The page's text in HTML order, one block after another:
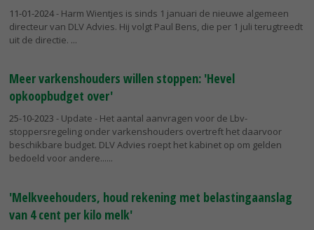
11-01-2024- Harm Wientjes is sinds 1 januari de nieuwe algemeen
directeur van DLV Advies. Hij volgt Paul Bens, die per 1 juli terugtreedt
uit de directie.
Meer varkenshouders willen stoppen: 'Hevel
opkoopbudget over'
25-10-2023 - Update - Het aantal aanvragen voor de Lbv-
stoppersregeling onder varkenshouders overtreft het daarvoor
beschikbare budget. DLV Advies roept het kabinet op om gelden
bedoeld voor andere...
'Melkveehouders, houd rekening met belastingaanslag
van 4 cent per kilo melk'